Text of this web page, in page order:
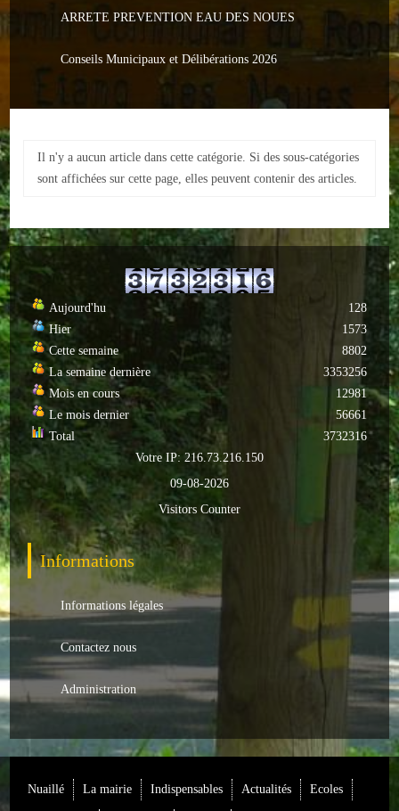
Le PACS
Voter
Urbanisme
Santé
Culturel
Divers
Arrêtes en cours
ACTUALITÉS
ECOLES
Ecole publique
Ecole privée
ASSOCIATIONS
Sportives
Loisirs et animations
Culturelles
Parents d'élèves
ARRETE PREVENTION EAU DES NOUES
Conseils Municipaux et Délibérations 2026
Il n'y a aucun article dans cette catégorie. Si des sous-catégories
sont affichées sur cette page, elles peuvent contenir des articles.
Aujourd'hu
Hier
Cette semaine
La semaine dernière
Mois en cours
Le mois dernier
Total
128
1573
8802
3353256
12981
56661
3732316
Votre IP: 216.73.216.150
09-08-2026
Visitors Counter
Informations
Informations légales
Contactez nous
Administration
Nuaillé La mairie Indispensables Actualités Ecoles